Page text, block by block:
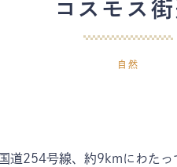
コスモス
自然
道254号線、約9kmにわた